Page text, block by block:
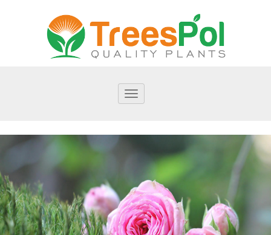
Переключить
навигацию